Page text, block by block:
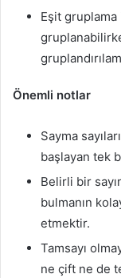
Eşit
Önemli notlar
Sayma
başlayan tek
Belirli bir
bulmanın
etmektir.
Tamsayı
ne çift ne de